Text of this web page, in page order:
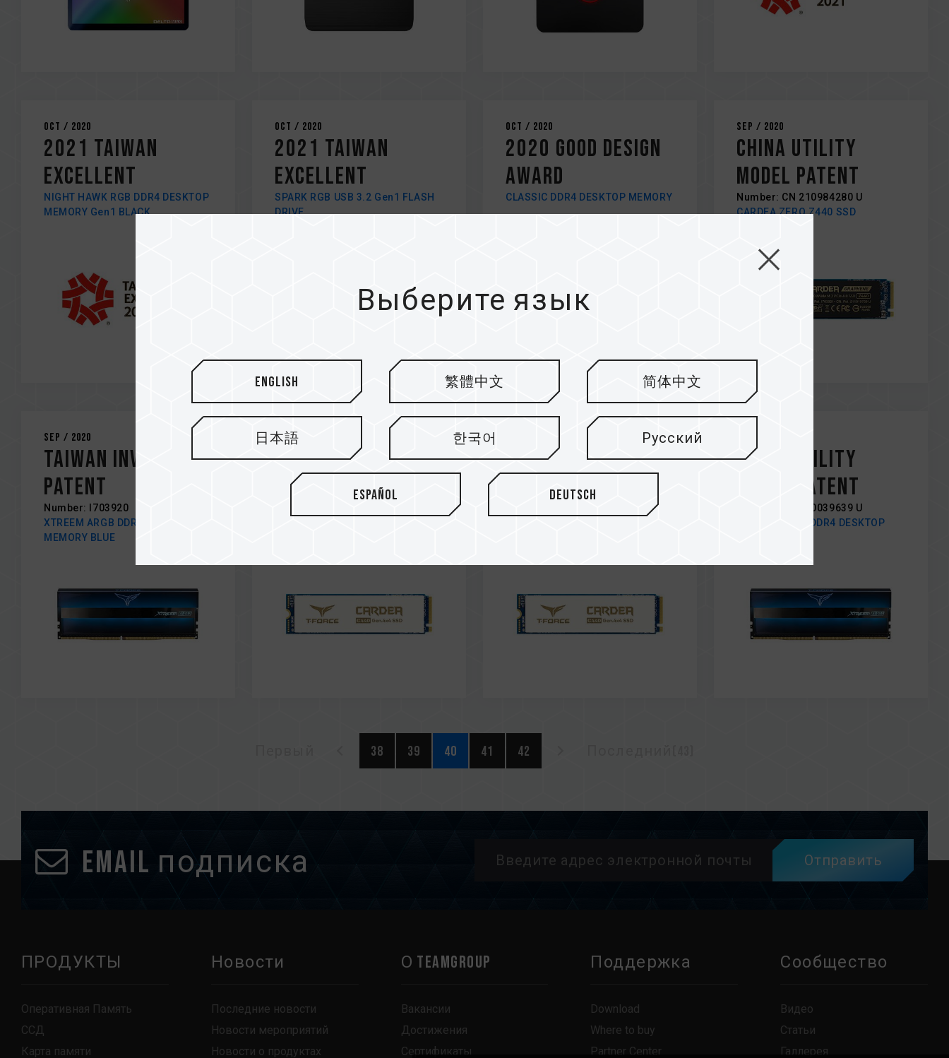
Oct / 2020
2021 TAIWAN
EXCELLENT
NIGHT HAWK RGB DDR4 DESKTOP
MEMORY Gen1 BLACK
Oct / 2020
2021 TAIWAN
EXCELLENT
SPARK RGB USB 3.2 Gen1 FLASH
DRIVE
Oct / 2020
2020 GOOD DESIGN
AWARD
CLASSIC DDR4 DESKTOP MEMORY
Sep / 2020
China Utility
Model Patent
Number: CN 210984280 U
CARDEA ZERO Z440 SSD
Sep / 2020
Taiwan Invention
Patent
Number: I703920
XTREEM ARGB DDR4 DESKTOP
MEMORY BLUE
Aug / 2020
China Utility
Model Patent
Taiwan Utility
Model Patent
China Utility
Model Patent
Number: CN 210039639 U
XTREEM ARGB DDR4 DESKTOP
38 39 40 41 42
Email подписка Отправить
ПРОДУКТЫ
Оперативная Память
ССД
Карта памяти
Новости
Последние новости
Новости мероприятий
Новости о продуктах
О TEAMGROUP
Вакансии
Достижения
Сертификаты
Поддержка
Download
Where to buy
Partner Center
Сообщество
Видео
Статьи
Галлерея
Выберите язык
English 繁體中文 简体中文
日本語 한국어 Русский
Español Deutsch